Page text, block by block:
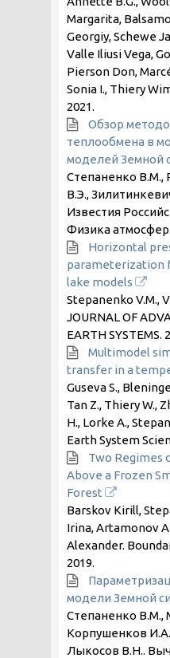
Margarita,
Georgiy, Schewe
Valle Iliusi Vega,
Pierson Don,
Sonia I., Thiery
2021.
Обзор
теплообмена в
моделей Земной
Степаненко В.М.,
В.Э.,
Известия
Физика
Horizontal
parameterization
lake models
Stepanenko V.M.,
JOURNAL OF
EARTH SYSTEMS.
Multimodel
transfer in a
Guseva S.,
Tan Z., Thiery W.,
H., Lorke A.,
Earth System
Two Regimes
Above a Frozen
Forest
Barskov Kirill,
Irina, Artamonov
Alexander.
2019.
модели Земной
Степаненко В.М.,
Корпушенков
Лыкосов В.Н..